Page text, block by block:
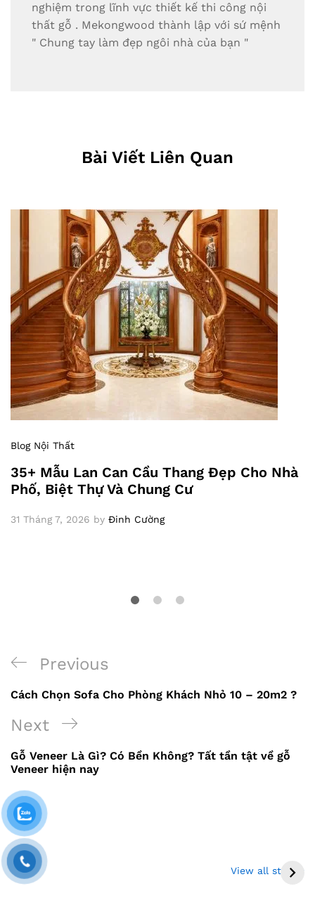
nghiệm trong lĩnh vực thiết kế thi công nội
thất gỗ . Mekongwood thành lập với sứ mệnh
" Chung tay làm đẹp ngôi nhà của bạn "
Bài Viết Liên Quan
Blog Nội Thất
35+ Mẫu Lan Can Cầu Thang Đẹp Cho Nhà
Phố, Biệt Thự Và Chung Cư
31 Tháng 7, 2026 by Đinh Cường
Previous
Cách Chọn Sofa Cho Phòng Khách Nhỏ 10 – 20m2 ?
Next
Gỗ Veneer Là Gì? Có Bền Không? Tất tần tật về gỗ
Veneer hiện nay
View all stories
Thi công sàn gỗ gõ
đỏ tại Đồng Tháp
và Miền Tây
trang điểm gỗ công